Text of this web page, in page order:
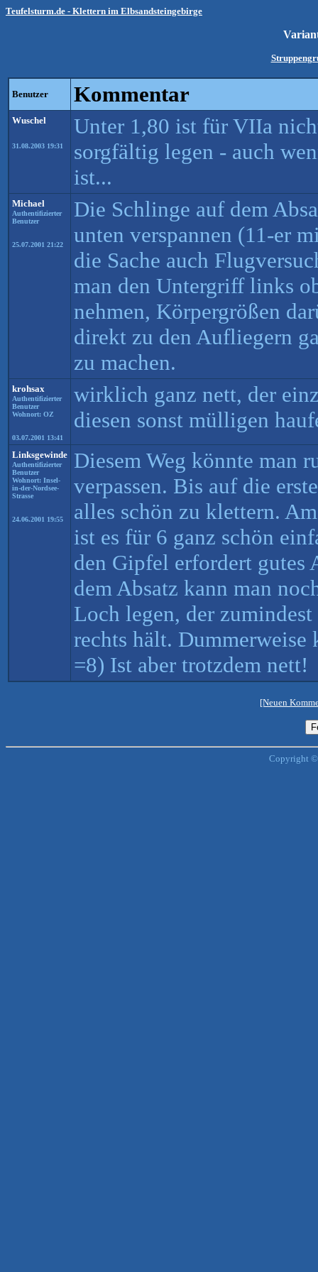
Teufelsturm.de - Klettern im Elbsandsteingebirge
Benutzer Kommentar
Wuschel
31.08.2003 19:31
Unter 1,80 ist für VIIa
sorgfältig legen - auch
ist...
Michael
Authentifizierter
Benutzer
25.07.2001 21:22
Die Schlinge auf dem
unten verspannen (11-er
die Sache auch
man den Untergriff links
nehmen, Körpergrößen
direkt zu den Aufliegern
zu machen.
krohsax
Authentifizierter
Benutzer
Wohnort: OZ
03.07.2001 13:41
wirklich ganz nett, der
diesen sonst mülligen
Linksgewinde
Authentifizierter
Benutzer
Wohnort: Insel-
in-der-Nordsee-
Strasse
24.06.2001 19:55
Diesem Weg könnte man
verpassen. Bis auf die
alles schön zu klettern.
ist es für 6 ganz schön
den Gipfel erfordert gutes
dem Absatz kann man
Loch legen, der
rechts hält.
=8) Ist aber trotzdem nett!
[Neuen
Copyright ©